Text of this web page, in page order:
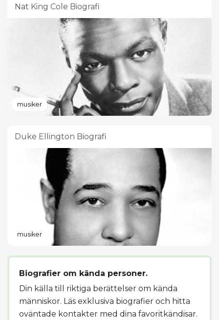
Nat King Cole Biografi
musiker
Duke Ellington Biografi
musiker
Biografier om kända personer.
Din källa till riktiga berättelser om kända
människor. Läs exklusiva biografier och hitta
oväntade kontakter med dina favoritkändisar.